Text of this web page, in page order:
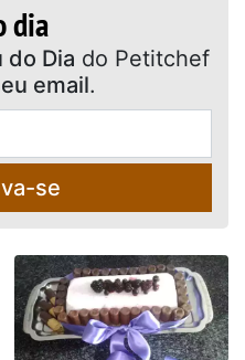
dia
do Dia do Petitchef
email.
se